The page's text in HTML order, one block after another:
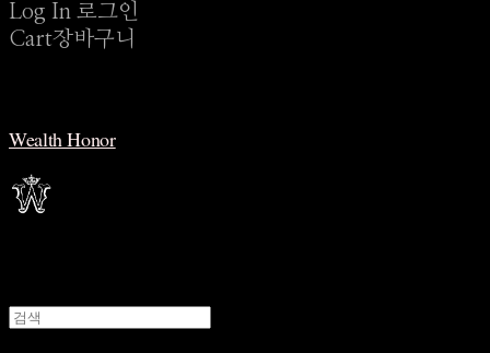
Log In 로그인
Cart장바구니
Wealth Honor